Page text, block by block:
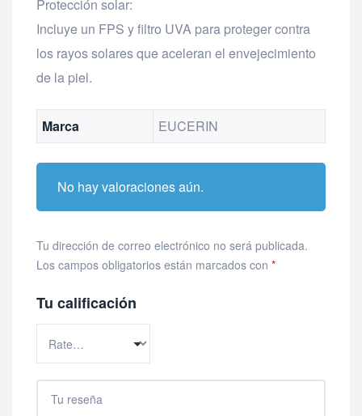
Protección solar:
Incluye un FPS y filtro UVA para proteger contra
los rayos solares que aceleran el envejecimiento
de la piel.
Marca EUCERIN
No hay valoraciones aún.
Tu dirección de correo electrónico no será publicada.
Los campos obligatorios están marcados con *
Tu calificación